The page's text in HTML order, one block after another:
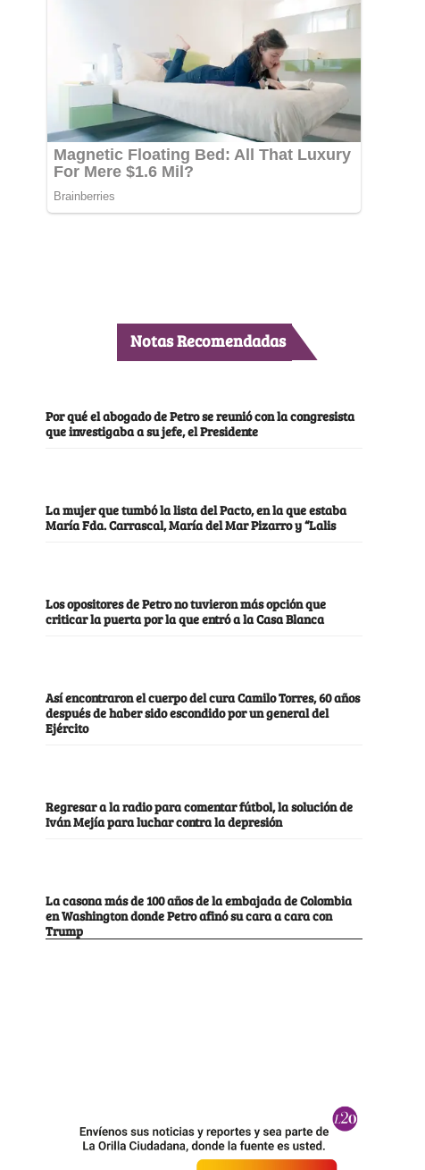
Notas Recomendadas
Por qué el abogado de Petro se reunió con la congresista
que investigaba a su jefe, el Presidente
La mujer que tumbó la lista del Pacto, en la que estaba
María Fda. Carrascal, María del Mar Pizarro y “Lalis
Los opositores de Petro no tuvieron más opción que
criticar la puerta por la que entró a la Casa Blanca
Así encontraron el cuerpo del cura Camilo Torres, 60 años
después de haber sido escondido por un general del
Ejército
Regresar a la radio para comentar fútbol, la solución de
Iván Mejía para luchar contra la depresión
La casona más de 100 años de la embajada de Colombia
en Washington donde Petro afinó su cara a cara con
Trump